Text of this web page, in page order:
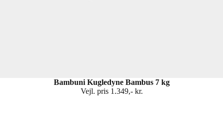
Bambuni Kugledyne Bambus 7 kg
Vejl. pris 1.349,- kr.